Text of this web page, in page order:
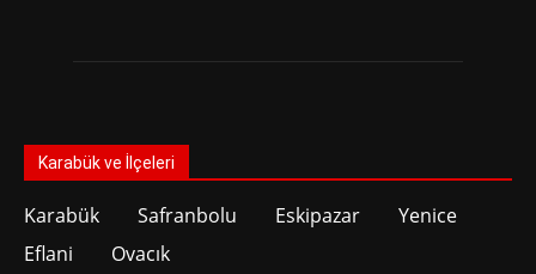
Karabük ve İlçeleri
Karabük Safranbolu Eskipazar
Yenice
Eflani
Ovacık